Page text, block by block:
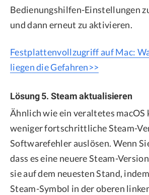
Bedienungshilfen-Einstellungen
und dann erneut zu aktivieren.
Festplattenvollzugriff auf Mac:
liegen die Gefahren>>
Lösung 5. Steam aktualisieren
Ähnlich wie ein veraltetes macOS
weniger fortschrittliche Steam-
Softwarefehler auslösen. Wenn
dass es eine neuere Steam-
sie auf dem neuesten Stand,
Steam-Symbol in der oberen